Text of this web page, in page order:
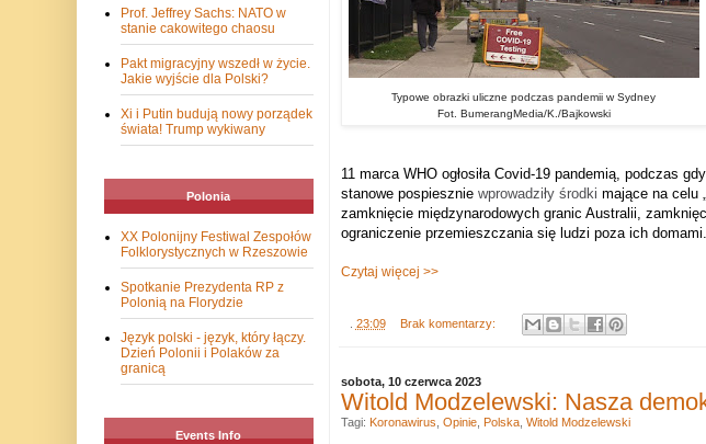
Typowe obrazki uliczne podczas pandemii w Sydney
Fot. BumerangMedia/K./Bajkowski
11 marca WHO ogłosiła Covid-19 pandemią, podczas
stanowe pospiesznie wprowadziły środki mające na celu
zamknięcie międzynarodowych granic Australii,
ograniczenie przemieszczania się ludzi poza ich domami.
Czytaj więcej >>
23:09 Brak komentarzy:
sobota, 10 czerwca 2023
Witold Modzelewski: Nasza
Tagi: Koronawirus Opinie, Polska, Witold Modzelewski
Prof. Jeffrey Sachs: NATO w
stanie cakowitego chaosu
Pakt migracyjny wszedł w życie.
Jakie wyjście dla Polski?
Xi i Putin budują nowy porządek
świata! Trump wykiwany
Polonia
XX Polonijny Festiwal Zespołów
Folklorystycznych w Rzeszowie
Spotkanie Prezydenta RP z
Polonią na Florydzie
Język polski - język, który łączy.
Dzień Polonii i Polaków za
granicą
Events Info